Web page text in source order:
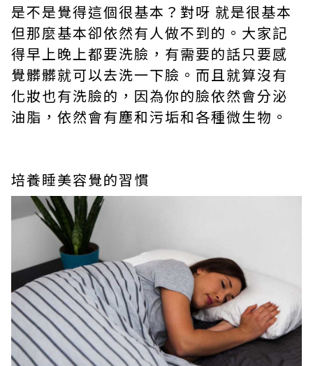
是不是覺得這個很基本？對呀 就是很基本
但那麼基本卻依然有人做不到的。大家記
得早上晚上都要洗臉，有需要的話只要感
覺髒髒就可以去洗一下臉。而且就算沒有
化妝也有洗臉的，因為你的臉依然會分泌
油脂，依然會有塵和污垢和各種微生物。
培養睡美容覺的習慣